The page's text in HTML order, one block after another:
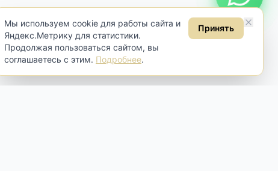
Мы используем cookie для работы сайта и
Яндекс.Метрику для статистики.
Продолжая пользоваться сайтом, вы
соглашаетесь с этим. Подробнее.
Принять